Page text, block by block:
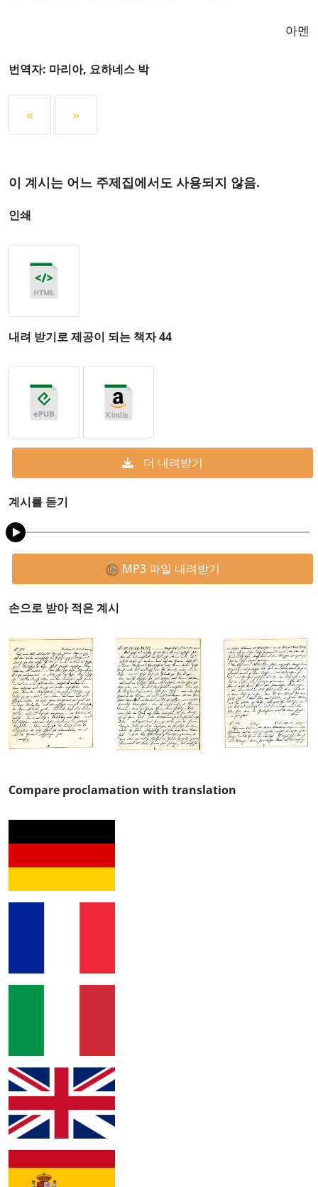
아멘
번역자: 마리아, 요하네스 박
« »
이 계시는 어느 주제집에서도 사용되지 않음.
인쇄
내려 받기로 제공이 되는 책자 44
더 내려받기
계시를 듣기
MP3 파일 내려받기
손으로 받아 적은 계시
Compare proclamation with translation